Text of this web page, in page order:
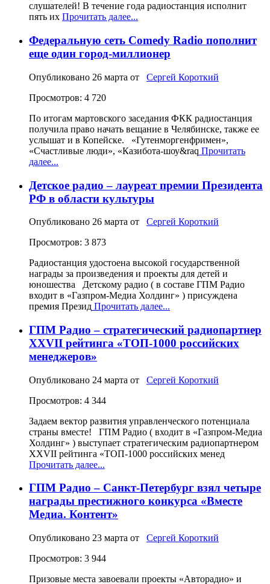
слушателей! В течение года радиостанция исполнит
пять их Прочитать далее...
Федеральную сеть Comedy Radio пополнит
еще один город-миллионер
Опубликовано 26 марта от Сергей Короткий
Просмотров: 4 720
По итогам мартовского заседания ФКК радиостанция
получила право начать вещание в Челябинске, также ее
услышат и в Копейске. «Гутенморгенфримен»,
«Счастливые люди», «Казибота-шоу&raq Прочитать
далее...
Детское радио – лауреат премии Президента
РФ в области культуры
Опубликовано 26 марта от Сергей Короткий
Просмотров: 3 873
Радиостанция удостоена высокой государственной
награды за произведения и проекты для детей и
юношества Детскому радио ( в составе ГПМ Радио
входит в «Газпром-Медиа Холдинг» ) присуждена
премия Презид Прочитать далее...
ГПМ Радио – стратегический радиопартнер
XXVII рейтинга «ТОП‑1000 российских
менеджеров»
Опубликовано 24 марта от Сергей Короткий
Просмотров: 4 344
Задаем вектор развития управленческого потенциала
страны вместе! ГПМ Радио ( входит в «Газпром-Медиа
Холдинг» ) выступает стратегическим радиопартнером
XXVII рейтинга «ТОП‑1000 российских менед
Прочитать далее...
ГПМ Радио – Санкт-Петербург взял четыре
награды престижного конкурса «Вместе
Медиа. Контент»
Опубликовано 23 марта от Сергей Короткий
Просмотров: 3 944
Призовые места завоевали проекты «Авторадио» и